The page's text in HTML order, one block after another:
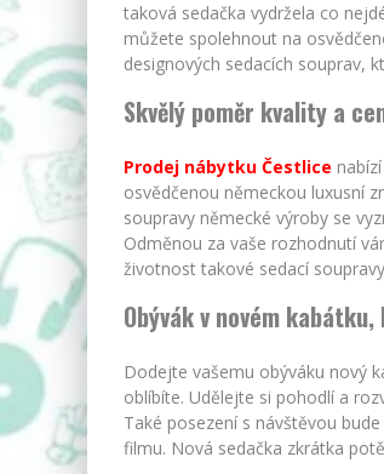
taková sedačka vydržela co
můžete spolehnout na
designových sedacích souprav,
Skvělý poměr kvality a
Prodej nábytku Čestlice
osvědčenou německou luxusní
soupravy německé výroby se
Odměnou za vaše rozhodnutí
životnost takové sedací
Obývák v novém
Dodejte vašemu obýváku nový
oblíbíte. Udělejte si pohodlí a
Také posezení s návštěvou
filmu. Nová sedačka zkrátka